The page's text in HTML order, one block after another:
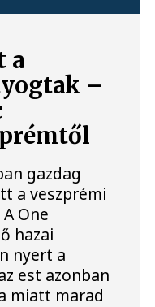
a
–
gazdag
a veszprémi
One
hazai
nyert a
est azonban
miatt marad